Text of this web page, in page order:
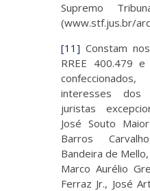
Supremo
(www.stf.jus.br/
[11] Constam
RREE 400.479
interesses dos
juristas
José Souto
Barros
Bandeira de
Marco Aurélio
Ferraz Jr., José